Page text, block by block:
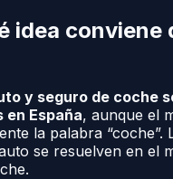
idea conviene
y seguro de coche
en España, aunque el
la palabra “coche”.
se resuelven en el